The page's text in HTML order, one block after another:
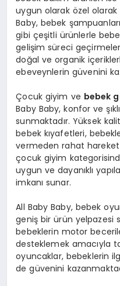
uygun olarak özel
Baby, bebek
gibi çeşitli ürünlerle
gelişim süreci
doğal ve organik
ebeveynlerin güvenini
Çocuk giyim ve bebek
Baby Baby, konfor ve
sunmaktadır. Yüksek
bebek kıyafetleri,
vermeden rahat hareket
çocuk giyim
uygun ve dayanıklı
imkanı sunar.
All Baby Baby, bebek
geniş bir ürün yelpazesi
bebeklerin motor
desteklemek amacıyla
oyuncaklar, bebeklerin
de güvenini